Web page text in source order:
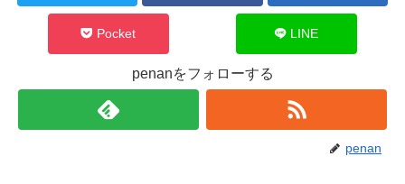
Pocket LINE
penanをフォローする
penan